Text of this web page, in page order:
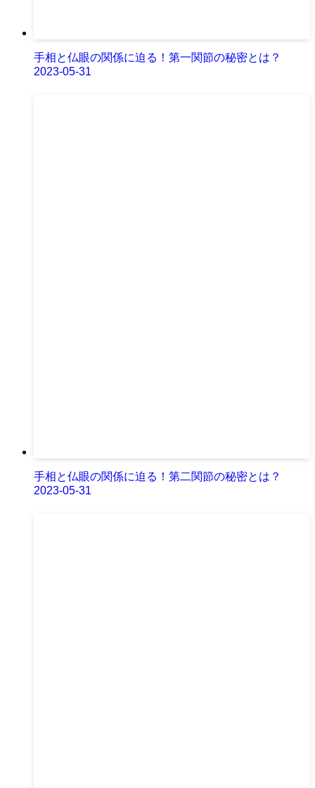
手相と仏眼の関係に迫る！第一関節の秘密とは？
2023-05-31
手相と仏眼の関係に迫る！第二関節の秘密とは？
2023-05-31